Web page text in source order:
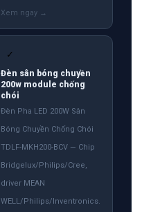
✓
Đèn sân bóng chuyền
200w module chống
chói
Đèn Pha LED 200W Sân
Bóng Chuyền Chống Chói
TDLF-MKH200-BCV — Chip
Bridgelux/Philips/Cree,
driver MEAN
WELL/Philips/Inventronics.